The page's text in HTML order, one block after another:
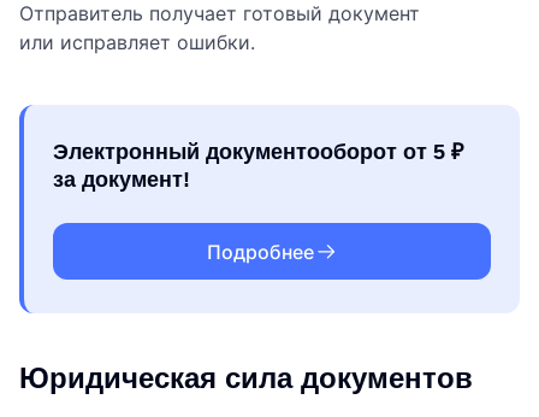
Отправитель получает готовый документ
или исправляет ошибки.
Электронный документооборот от 5 ₽
за документ!
Подробнее
Юридическая сила документов